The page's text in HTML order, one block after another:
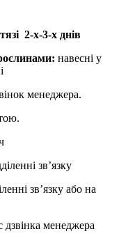
2-х-3-х днів
навесні у
менеджера.
зв’язку
зв’язку або на
менеджера